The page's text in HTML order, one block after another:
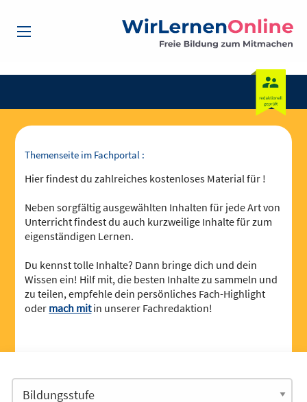
Themenseite im Fachportal :
Hier findest du zahlreiches kostenloses Material für !
Neben sorgfältig ausgewählten Inhalten für jede Art von
Unterricht findest du auch kurzweilige Inhalte für zum
eigenständigen Lernen.
Du kennst tolle Inhalte? Dann bringe dich und dein
Wissen ein! Hilf mit, die besten Inhalte zu sammeln und
zu teilen, empfehle dein persönliches Fach-Highlight
oder mach mitin unserer Fachredaktion!